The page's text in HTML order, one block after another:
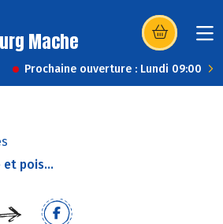
Mache (s’ouvre dans
Prochaine ouverture : Lundi 09:00
et pois...